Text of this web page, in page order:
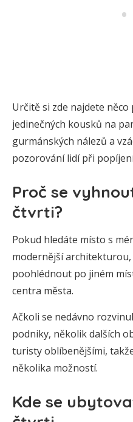
Určitě si zde najdete
jedinečných kousků na
gurmánských nálezů a
pozorování lidí při
Proč se
čtvrti?
Pokud hledáte místo s
modernější
poohlédnout po jiném
centra města.
Ačkoli se nedávno
podniky, několik dalších
turisty oblíbenějšími,
několika možností.
Kde se